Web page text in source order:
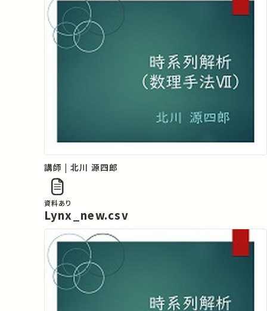
講師 | 北川 源四郎
資料あり
Lynx_new.csv